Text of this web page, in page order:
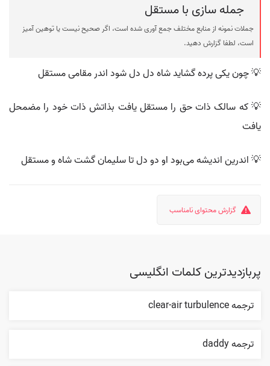
جمله سازی با مستقل
جملات نمونه از منابع مختلف جمع آوری شده است، اگر صحیح نیست یا توهین آمیز
است، لطفا گزارش دهید.
💡 چون یکی پرده گشاید شاه دل دل شود اندر مقامی مستقل
💡 که سالک ذات حق را مستقل یافت بذاتش ذات خود را مضمحل
یافت
💡 اندرین اندیشه می‌بود او دو دل تا سلیمان گشت شاه و مستقل
گزارش محتوای نامناسب
پربازدیدترین کلمات انگلیسی
ترجمه clear-air turbulence
ترجمه daddy